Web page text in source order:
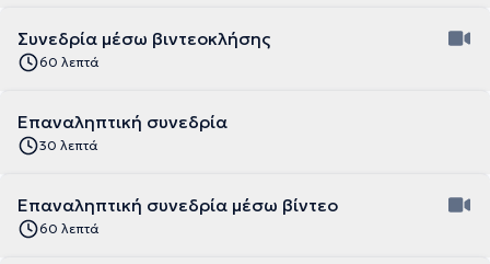
Συνεδρία μέσω βιντεοκλήσης
60 λεπτά
Επαναληπτική συνεδρία
30 λεπτά
Επαναληπτική συνεδρία μέσω βίντεο
60 λεπτά